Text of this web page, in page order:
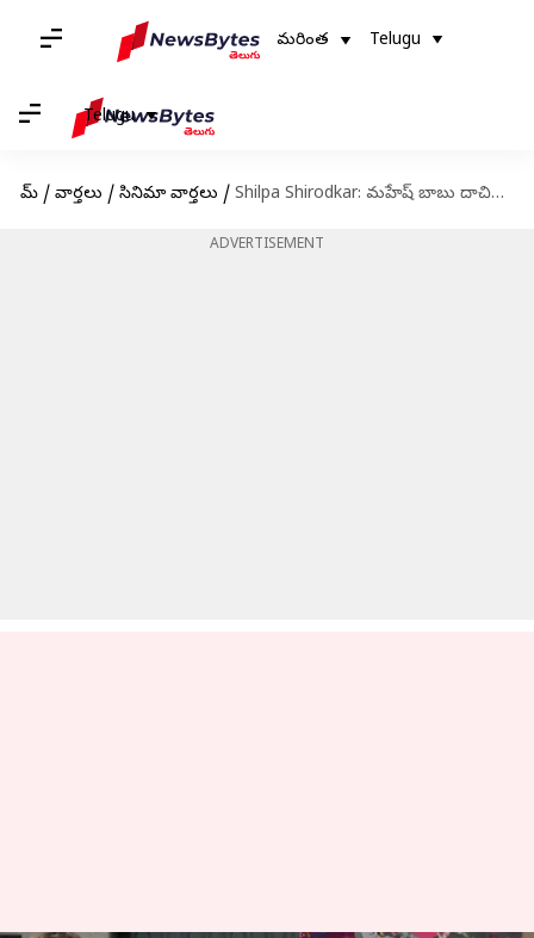
మరింత Telugu
Telugu
హోమ్ / వార్తలు / సినిమా వార్తలు / Shilpa Shirodkar: మహేష్ బాబు దాచిన మరాఠీ సీక్రెట్.. పెళ్లయ్యాకే తెలిసిందంటూ శిల్పా శిరోద్కర్ షాకింగ్ కామెంట్స్..
ADVERTISEMENT